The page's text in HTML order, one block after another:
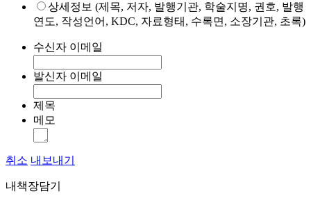
상세정보 (제목, 저자, 발행기관, 학술지명, 권호, 발행
연도, 작성언어, KDC, 자료형태, 수록면, 소장기관, 초록)
수신자 이메일
발신자 이메일
제목
메모
취소 내보내기
내책장담기